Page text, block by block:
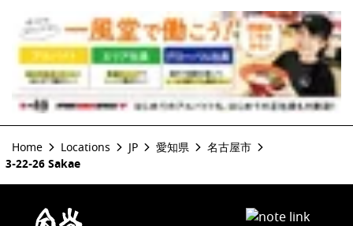
Home Locations JP 愛知県
名古屋市
3-22-26 Sakae